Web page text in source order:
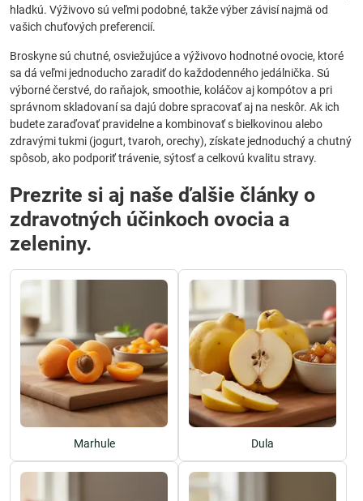
hladkú. Výživovo sú veľmi podobné, takže výber závisí najmä od
vašich chuťových preferencií.
Broskyne sú chutné, osviežujúce a výživovo hodnotné ovocie, ktoré
sa dá veľmi jednoducho zaradiť do každodenného jedálnička. Sú
výborné čerstvé, do raňajok, smoothie, koláčov aj kompótov a pri
správnom skladovaní sa dajú dobre spracovať aj na neskôr. Ak ich
budete zaraďovať pravidelne a kombinovať s bielkovinou alebo
zdravými tukmi (jogurt, tvaroh, orechy), získate jednoduchý a chutný
spôsob, ako podporiť trávenie, sýtosť a celkovú kvalitu stravy.
Prezrite si aj naše ďalšie články o
zdravotných účinkoch ovocia a
zeleniny.
Marhule Dula